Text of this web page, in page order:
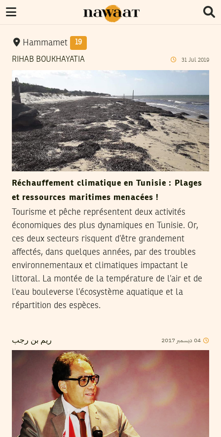
Hammamet 19
RIHAB BOUKHAYATIA 31 Jul 2019
Réchauffement climatique en Tunisie : Plages
et ressources maritimes menacées !
Tourisme et pêche représentent deux activités
économiques des plus dynamiques en Tunisie. Or,
ces deux secteurs risquent d’être grandement
affectés, dans quelques années, par des troubles
environnementaux et climatiques impactant le
littoral. La montée de la température de l’air et de
l’eau bouleverse l’écosystème aquatique et la
répartition des espèces.
ريم بن رجب 04 ديسمبر 2017